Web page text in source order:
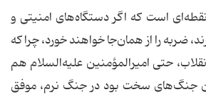
نقطه‌ای است که اگر دستگاه‌های امنیتی و
ضربه را از همان‌جا خواهند خورد، چرا که
حتی امیرالمؤمنین علیه‌السلام هم
جنگ‌های سخت بود در جنگ نرم، موفق